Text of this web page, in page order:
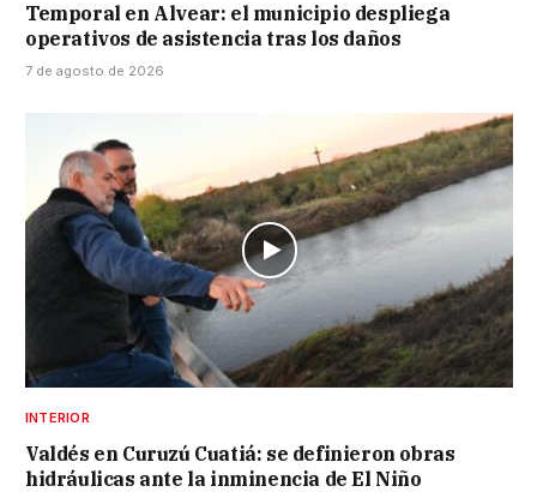
Temporal en Alvear: el municipio despliega
operativos de asistencia tras los daños
7 de agosto de 2026
INTERIOR
Valdés en Curuzú Cuatiá: se definieron obras
hidráulicas ante la inminencia de El Niño